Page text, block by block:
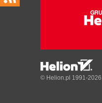
© Helion.pl 1991-2026